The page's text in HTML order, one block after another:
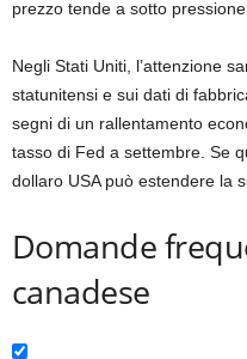
prezzo tende a sotto pressione
Negli Stati Uniti, l’attenzione
statunitensi e sui dati di
segni di un rallentamento
tasso di Fed a settembre. Se
dollaro USA può estendere la
Domande
canadese